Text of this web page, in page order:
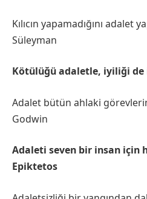
Kılıcın yapamadığını adalet
Süleyman
Kötülüğü adaletle, iyiliği de
Adalet bütün ahlaki
Godwin
Adaleti seven bir insan için
Epiktetos